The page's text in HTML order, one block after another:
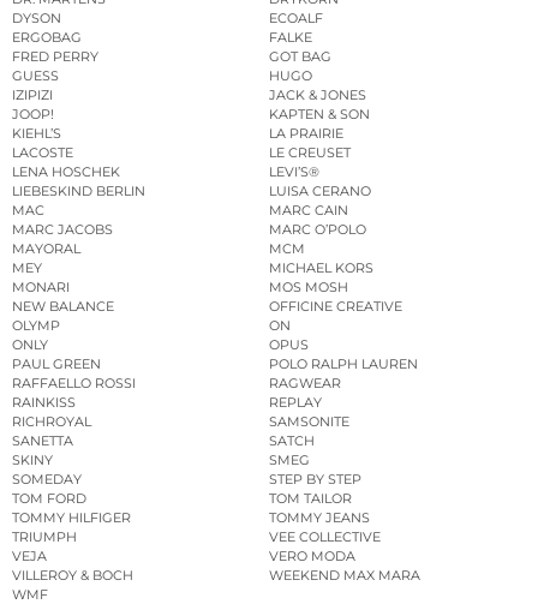
DYSON
ECOALF
ERGOBAG
FALKE
FRED PERRY
GOT BAG
GUESS
HUGO
IZIPIZI
JACK & JONES
JOOP!
KAPTEN & SON
KIEHL’S
LA PRAIRIE
LACOSTE
LE CREUSET
LENA HOSCHEK
LEVI’S®
LIEBESKIND BERLIN
LUISA CERANO
MAC
MARC CAIN
MARC JACOBS
MARC O’POLO
MAYORAL
MCM
MEY
MICHAEL KORS
MONARI
MOS MOSH
NEW BALANCE
OFFICINE CREATIVE
OLYMP
ON
ONLY
OPUS
PAUL GREEN
POLO RALPH LAUREN
RAFFAELLO ROSSI
RAGWEAR
RAINKISS
REPLAY
RICHROYAL
SAMSONITE
SANETTA
SATCH
SKINY
SMEG
SOMEDAY
STEP BY STEP
TOM FORD
TOM TAILOR
TOMMY HILFIGER
TOMMY JEANS
TRIUMPH
VEE COLLECTIVE
VEJA
VERO MODA
VILLEROY & BOCH
WEEKEND MAX MARA
WMF